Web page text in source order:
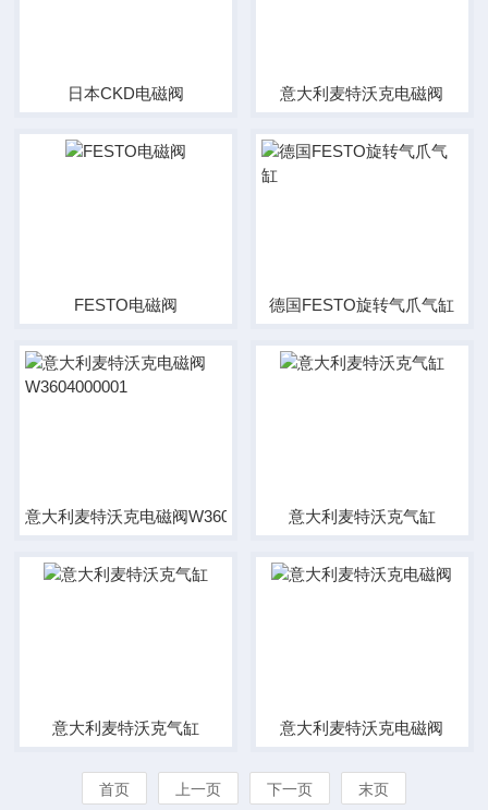
日本CKD电磁阀 意大利麦特沃克电磁阀
FESTO电磁阀 德国FESTO旋转气爪气缸
意大利麦特沃克电磁阀W3604000001意大利麦特沃克气缸
意大利麦特沃克气缸 意大利麦特沃克电磁阀
首页 上一页 下一页 末页